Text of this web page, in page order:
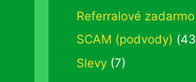
Referralové zadarmo
SCAM (podvody)
Slevy (7)